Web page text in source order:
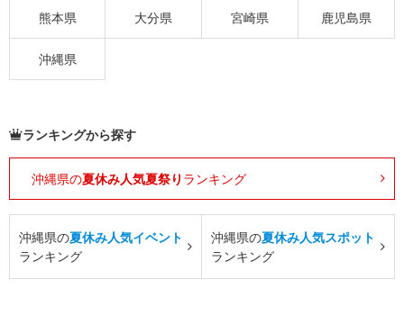
熊本県 大分県 宮崎県 鹿児島県
沖縄県
ランキングから探す
沖縄県の夏休み人気夏祭り ランキング
沖縄県の夏休み人気イベント
ランキング
沖縄県の夏休み人気スポット
ランキング